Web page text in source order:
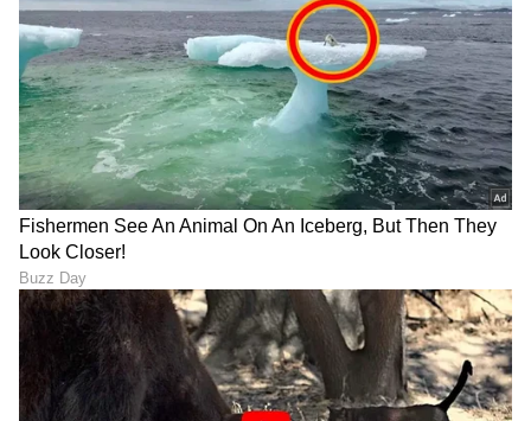
ಟ್ರಂಪ್ ಐತಿಹಾಸಿಕ ಒಪ್ಪಂದ | India US
Trade Deal | Party Rounds